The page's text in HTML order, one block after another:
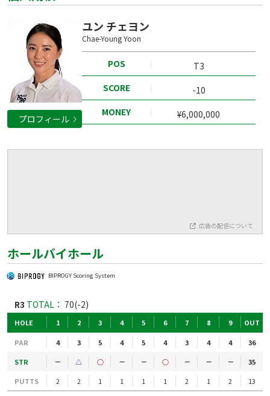
プロフィール
ユン チェヨン
Chae-Young Yoon
POS
T3
SCORE
-10
MONEY
¥6,000,000
広告の配信について
ホールバイホール
BIPROGY Scoring System
R3 TOTAL： 70(-2)
HOLE 1 2 3 4 5 6 7 8 9 OUT
PAR 4 3 5 4 5 4 3 4 4
36
STR
－ △ ○ － － ○ － － －
35
PUTTS
2 2 1 1 1 1 2 1 2 13